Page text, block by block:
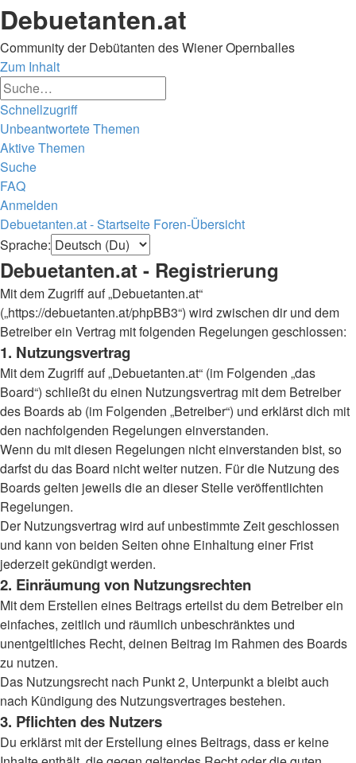
Debuetanten.at
Community der Debütanten des Wiener Opernballes
Zum Inhalt
Schnellzugriff
Unbeantwortete Themen
Aktive Themen
Suche
FAQ
Anmelden
Debuetanten.at - Startseite Foren-Übersicht
Suche
Sprache:
Debuetanten.at - Registrierung
Mit dem Zugriff auf „Debuetanten.at“
(„https://debuetanten.at/phpBB3“) wird zwischen dir und dem
Betreiber ein Vertrag mit folgenden Regelungen geschlossen:
1. Nutzungsvertrag
Mit dem Zugriff auf „Debuetanten.at“ (im Folgenden „das
Board“) schließt du einen Nutzungsvertrag mit dem Betreiber
des Boards ab (im Folgenden „Betreiber“) und erklärst dich mit
den nachfolgenden Regelungen einverstanden.
Wenn du mit diesen Regelungen nicht einverstanden bist, so
darfst du das Board nicht weiter nutzen. Für die Nutzung des
Boards gelten jeweils die an dieser Stelle veröffentlichten
Regelungen.
Der Nutzungsvertrag wird auf unbestimmte Zeit geschlossen
und kann von beiden Seiten ohne Einhaltung einer Frist
jederzeit gekündigt werden.
2. Einräumung von Nutzungsrechten
Mit dem Erstellen eines Beitrags erteilst du dem Betreiber ein
einfaches, zeitlich und räumlich unbeschränktes und
unentgeltliches Recht, deinen Beitrag im Rahmen des Boards
zu nutzen.
Das Nutzungsrecht nach Punkt 2, Unterpunkt a bleibt auch
nach Kündigung des Nutzungsvertrages bestehen.
3. Pflichten des Nutzers
Du erklärst mit der Erstellung eines Beitrags, dass er keine